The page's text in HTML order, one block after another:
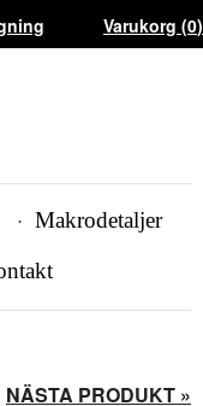
Varukorg (0)
Makrodetaljer
NÄSTA PRODUKT »